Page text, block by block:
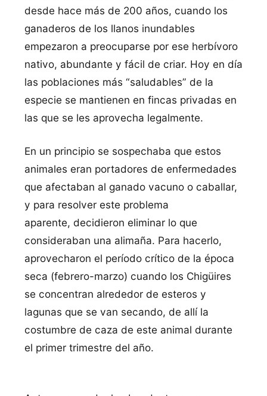
desde hace más de 200 años, cuando los
ganaderos de los llanos inundables
empezaron a preocuparse por ese herbívoro
nativo, abundante y fácil de criar. Hoy en día
las poblaciones más “saludables” de la
especie se mantienen en fincas privadas en
las que se les aprovecha legalmente.
En un principio se sospechaba que estos
animales eran portadores de enfermedades
que afectaban al ganado vacuno o caballar,
y para resolver este problema
aparente, decidieron eliminar lo que
consideraban una alimaña. Para hacerlo,
aprovecharon el período crítico de la época
seca (febrero-marzo) cuando los Chigüires
se concentran alrededor de esteros y
lagunas que se van secando, de allí la
costumbre de caza de este animal durante
el primer trimestre del año.